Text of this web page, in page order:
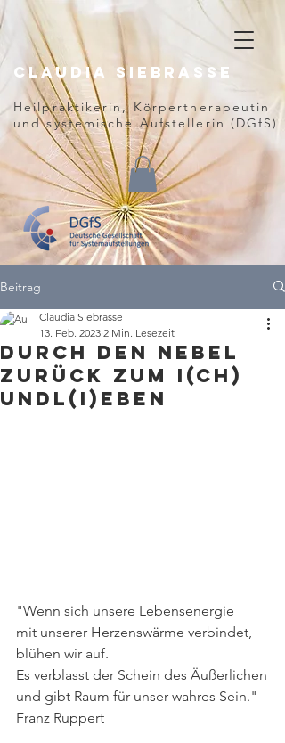
Claudia Siebrasse
Heilpraktikerin, Körpertherapeutin
undsystemische Aufstellerin (DGfS)
Beitrag
Durch den Nebel
zurück zum I(ch)
undL(I)EBEN
Claudia Siebrasse
13. Feb. 2023 2 Min. Lesezeit
"Wenn sich unsere Lebensenergie
mit unserer Herzenswärme verbindet,
blühen wir auf.
Es verblasst der Schein des Äußerlichen
und gibt Raum für unser wahres Sein."
Franz Ruppert